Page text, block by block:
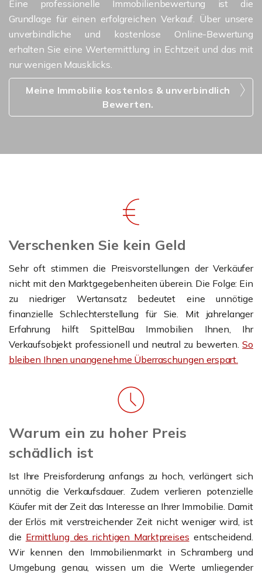
Eine professionelle Immobilienbewertung ist die
Grundlage für einen erfolgreichen Verkauf. Über unsere
unverbindliche und kostenlose Online-Bewertung
erhalten Sie eine Wertermittlung in Echtzeit und das mit
nur wenigen Mausklicks.
Meine Immobilie kostenlos & unverbindlich
Bewerten.
Verschenken Sie kein Geld
Sehr oft stimmen die Preisvorstellungen der Verkäufer
nicht mit den Marktgegebenheiten überein. Die Folge: Ein
zu niedriger Wertansatz bedeutet eine unnötige
finanzielle Schlechterstellung für Sie. Mit jahrelanger
Erfahrung hilft SpittelBau Immobilien Ihnen, Ihr
Verkaufsobjekt professionell und neutral zu bewerten.So
bleiben Ihnen unangenehme Überraschungen erspart.
Warum ein zu hoher Preis
schädlich ist
Ist Ihre Preisforderung anfangs zu hoch, verlängert sich
unnötig die Verkaufsdauer. Zudem verlieren potenzielle
Käufer mit der Zeit das Interesse an Ihrer Immobilie. Damit
der Erlös mit verstreichender Zeit nicht weniger wird, ist
die Ermittlung des richtigen Marktpreises entscheidend.
Wir kennen den Immobilienmarkt in Schramberg und
Umgebung genau, wissen um die Werte umliegender